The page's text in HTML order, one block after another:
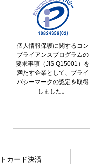
個人情報保護に関するコン
プライアンスプログラムの
要求事項（JIS Q15001）を
満たす企業として、プライ
バシーマークの認定を取得
しました。
カード決済